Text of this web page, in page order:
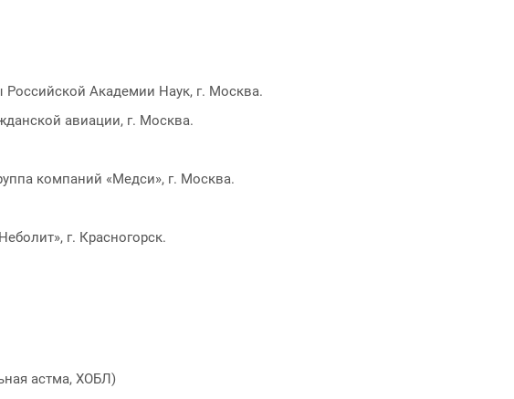
Российской Академии Наук, г. Москва.
авиации, г. Москва.
компаний «Медси», г. Москва.
г. Красногорск.
астма, ХОБЛ)